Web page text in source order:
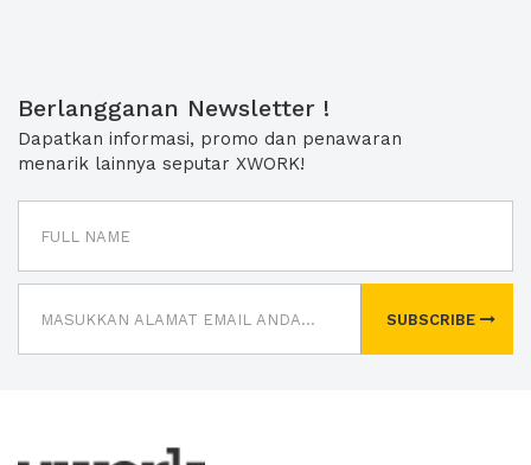
Berlangganan Newsletter !
Dapatkan informasi, promo dan penawaran
menarik lainnya seputar XWORK!
SUBSCRIBE